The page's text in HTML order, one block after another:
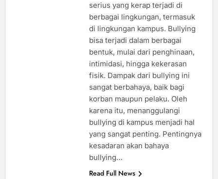
serius yang kerap terjadi di
berbagai lingkungan, termasuk
di lingkungan kampus. Bullying
bisa terjadi dalam berbagai
bentuk, mulai dari penghinaan,
intimidasi, hingga kekerasan
fisik. Dampak dari bullying ini
sangat berbahaya, baik bagi
korban maupun pelaku. Oleh
karena itu, menanggulangi
bullying di kampus menjadi hal
yang sangat penting. Pentingnya
kesadaran akan bahaya
bullying…
Read Full News